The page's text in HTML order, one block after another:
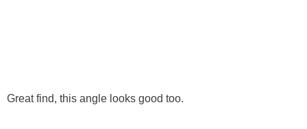
Great find, this angle looks good too.